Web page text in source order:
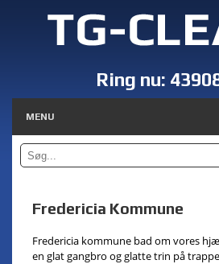
Ring nu:
MENU
Fredericia Kommune
Fredericia kommune bad om vores
en glat gangbro og glatte trin på